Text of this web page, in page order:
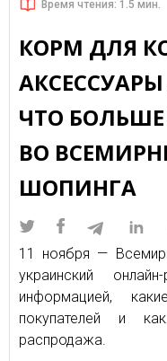
Время чтения: 1.5 мин.
КОРМ ДЛЯ
ЧТО
ВО
ШОПИНГА
11 ноября —
украинский
информацией,
покупателей и
распродажа.